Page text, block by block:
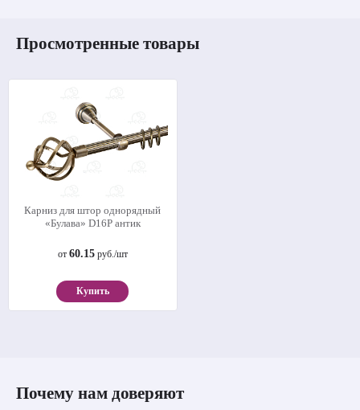
Просмотренные товары
Карниз для штор однорядный
«Булава» D16Р антик
от 60.15руб./шт
Купить
Почему нам доверяют